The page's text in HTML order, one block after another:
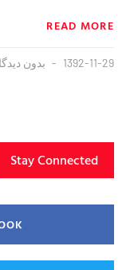
READ MORE
1392-11-29 بدون
Stay Connected